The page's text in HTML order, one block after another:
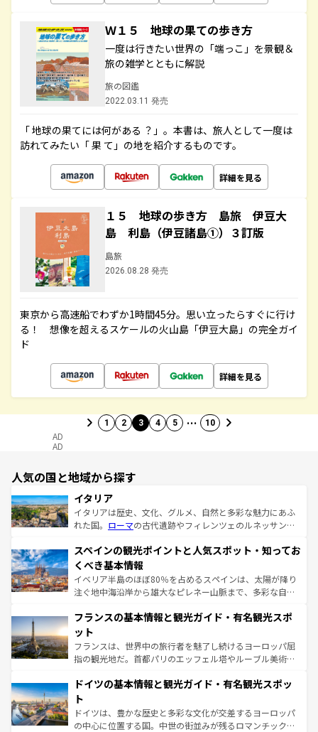
Ｗ１５ 地球の果ての歩き方
一度は行きたい世界の「端っこ」を景観＆
旅の雑学とともに解説
旅の図鑑
2022.03.11 発売
「 地球の果てには何がある ？」。本書は、旅人として一度は
訪れてみたい「 果 て」の地を紹介するものです。
詳細を見る
１５ 地球の歩き方 島旅 伊豆大
島 利島（伊豆諸島①）３訂版
島旅
2026.08.28 発売
東京から高速船でわずか1時間45分。思い立ったらすぐに行け
る！ 想像を超えるスケールの火山島「伊豆大島」の完全ガイ
ド
詳細を見る
1 2 3 4 5 … 10
AD
AD
人気の国と地域から探す
イタリア
イタリアは歴史、文化、グルメ、自然と多彩な魅力にあふ
れた国。 ローマの古代遺跡やフィレンツェのルネッサンス
ろん、トスカーナの美しい田園風景やアマルフィ海岸の絶
景など、自然景観も見逃せない。観光の合間には、本場の
ピザやパスタなど、絶品のイタリア料理を堪能することも
できる。朝目覚めてから夜眠るまで、すべての瞬間を楽し
なお、新着のイタリア情報はコンテンツ一覧を参照してほ
しい。
スペインの観光ポイントと人気スポット・知ってお
くべき基本情報
イベリア半島のほぼ80％を占めるスペインは、太陽が降り
注ぐ地中海沿岸から雄大なピレネー山脈まで、多彩な自然
文化が根付くこの国では、情熱的なフラメンコ、熱気あふ
れる闘牛、そして美味しいタパスが生活の一部となってい
る。首都マドリードの洗練された雰囲気や、バルセロナの
アートに溢れた街角から、地方では古代ローマ遺跡や中世
せる。地方によって風土や気候が異なるスペインはその個
ンテンツ一覧 を参照してほしい。
フランスの基本情報と観光ガイド・有名観光スポ
ット
フランスは、世界中の旅行者を魅了し続けるヨーロッパ屈
指の観光地だ。首都パリのエッフェル塔やルーブル美術館
で、幅広い魅力が詰まっている。華麗な宮殿、歴史的な大
聖堂、美しいビーチ、そして豊かな自然が、訪れる者を心
から魅了する。また、フランスは美食の国としても知ら
れ、フランス料理はユネスコ無形文化遺産にも登録されて
ドイツの基本情報と観光ガイド・有名観光スポッ
ト
ドイツは、豊かな歴史と多彩な文化が交差するヨーロッパ
の中心に位置する国。中世の街並みが残るロマンチック街